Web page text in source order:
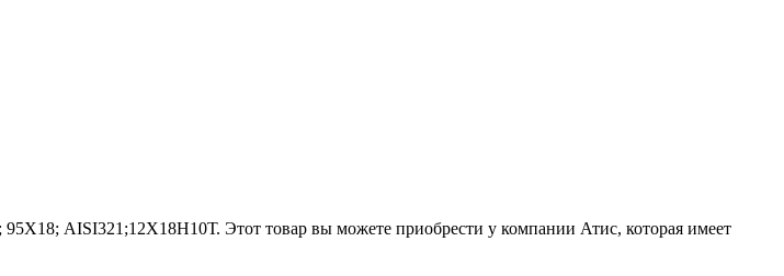
95Х18; AISI321;12Х18Н10Т. Этот товар вы можете приобрести у компании Атис, которая имеет